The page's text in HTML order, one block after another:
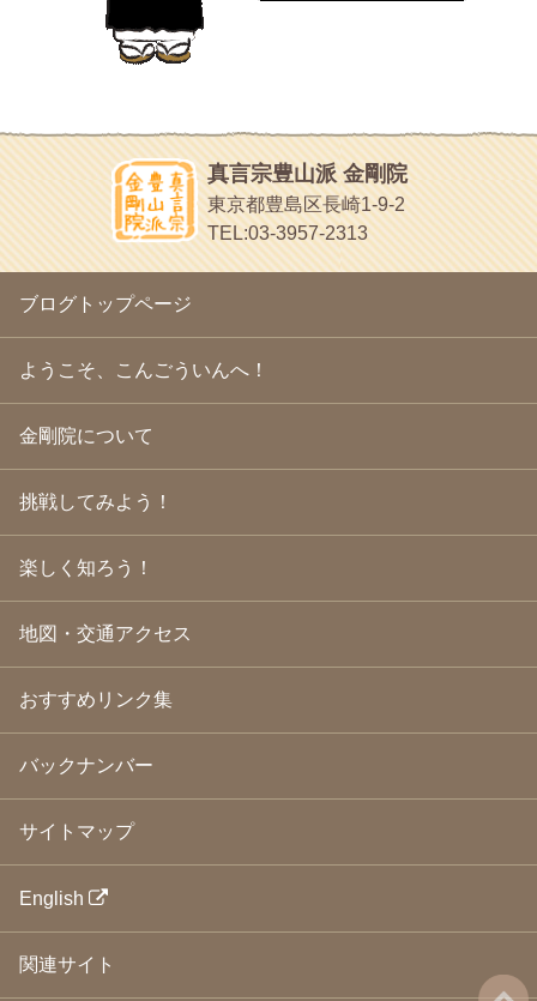
2010年9月(16)
(13)
2010年5月(22)
2010年4月(25)
2010年3月(22)
2010年2月
(23)
2010年1月(23)
2009年12月(18)
2009年10月(20)
2009年9月(20)
2009年8月 (18)
2009年7月
(21)
2009年6月(22)
2009年5月(20)
2009年2月(19)
2009年1月(25)
2008年12月 (22)
2008年9月(24)
2008年8月(24)
2008年7月
(23)
2008年6月(23)
2008年5月(21)
2008年4月(22)
2008年1月 (23)
2007年12月(26)
2007年11月
2007年10月
2007年9月(23)
2007年8月
目白鍼灸院
日本人の繊細な体質にあわせた、やさしく気持ちよい鍼灸治療で
ほうげん日記
放言じゃなくて和尚さんの名前だよ
面白いサイトみつけたよ。
ヘェ～という感じ
chocolab.Air♪DIALY
ラブラドールのワンちゃんがかわいいよ
真言宗豊山派 金剛院
東京都豊島区長崎1-9-2
TEL:03-3957-2313
ブログトップページ
ようこそ、こんごういんへ！
金剛院について
挑戦してみよう！
楽しく知ろう！
地図・交通アクセス
おすすめリンク集
バックナンバー
サイトマップ
English
関連サイト